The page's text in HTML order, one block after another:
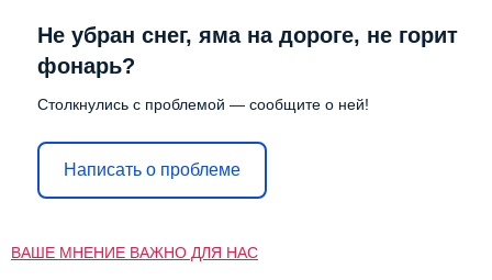
Не убран снег, яма на дороге, не горит
фонарь?
Столкнулись с проблемой — сообщите о ней!
Написать о проблеме
ВАШЕ МНЕНИЕ ВАЖНО ДЛЯ НАС